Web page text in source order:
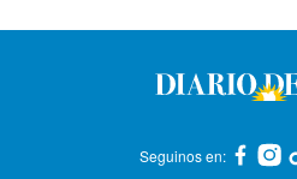
Seguinos en: